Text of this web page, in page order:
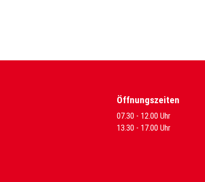
Öffnungszeiten
07.30 - 12.00 Uhr
13.30 - 17.00 Uhr